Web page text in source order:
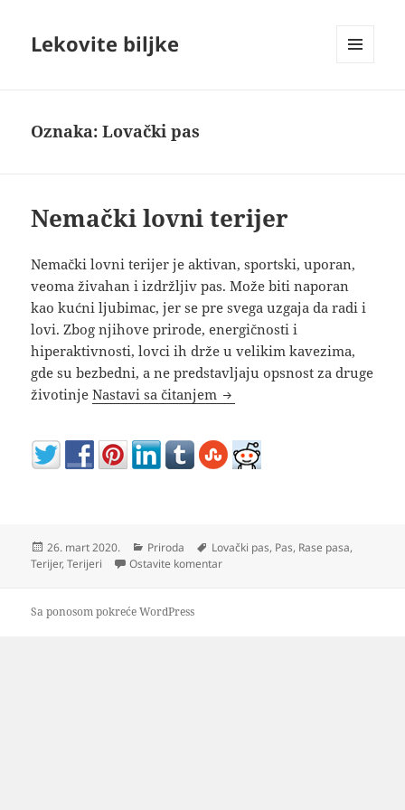
Lekovite biljke
Oznaka:Lovački pas
Nemački lovni terijer
Nemački lovni terijer je aktivan, sportski, uporan,
veoma živahan i izdržljiv pas. Može biti naporan
kao kućni ljubimac, jer se pre svega uzgaja da radi i
lovi. Zbog njihove prirode, energičnosti i
hiperaktivnosti, lovci ih drže u velikim kavezima,
gde su bezbedni, a ne predstavljaju opsnost za druge
životinjeNastavi sa čitanjem Nemački lovni terijer
Objavljeno
26. mart 2020. Kategorije
Priroda Oznake
Lovački pas, Pas, Rase pasa,
Terijer,Terijeri Ostavite komentarna Nemački lovni terijer
Sa ponosom pokreće WordPress